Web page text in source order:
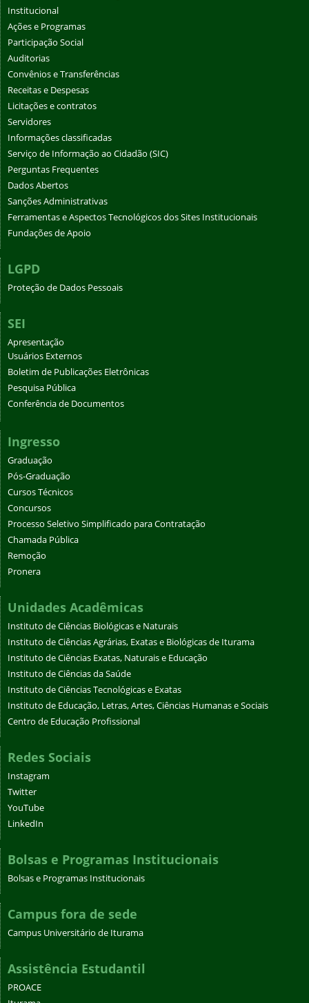
Institucional
Ações e Programas
Participação Social
Auditorias
Convênios e Transferências
Receitas e Despesas
Licitações e contratos
Servidores
Informações classificadas
Serviço de Informação ao Cidadão (SIC)
Perguntas Frequentes
Dados Abertos
Sanções Administrativas
Ferramentas e Aspectos Tecnológicos dos Sites Institucionais
Fundações de Apoio
LGPD
Proteção de Dados Pessoais
SEI
Apresentação
Usuários Externos
Boletim de Publicações Eletrônicas
Pesquisa Pública
Conferência de Documentos
Ingresso
Graduação
Pós-Graduação
Cursos Técnicos
Concursos
Processo Seletivo Simplificado para Contratação
Chamada Pública
Remoção
Pronera
Unidades Acadêmicas
Instituto de Ciências Biológicas e Naturais
Instituto de Ciências Agrárias, Exatas e Biológicas de Iturama
Instituto de Ciências Exatas, Naturais e Educação
Instituto de Ciências da Saúde
Instituto de Ciências Tecnológicas e Exatas
Instituto de Educação, Letras, Artes, Ciências Humanas e Sociais
Centro de Educação Profissional
Redes Sociais
Instagram
Twitter
YouTube
LinkedIn
Bolsas e Programas Institucionais
Bolsas e Programas Institucionais
Campus fora de sede
Campus Universitário de Iturama
Assistência Estudantil
PROACE